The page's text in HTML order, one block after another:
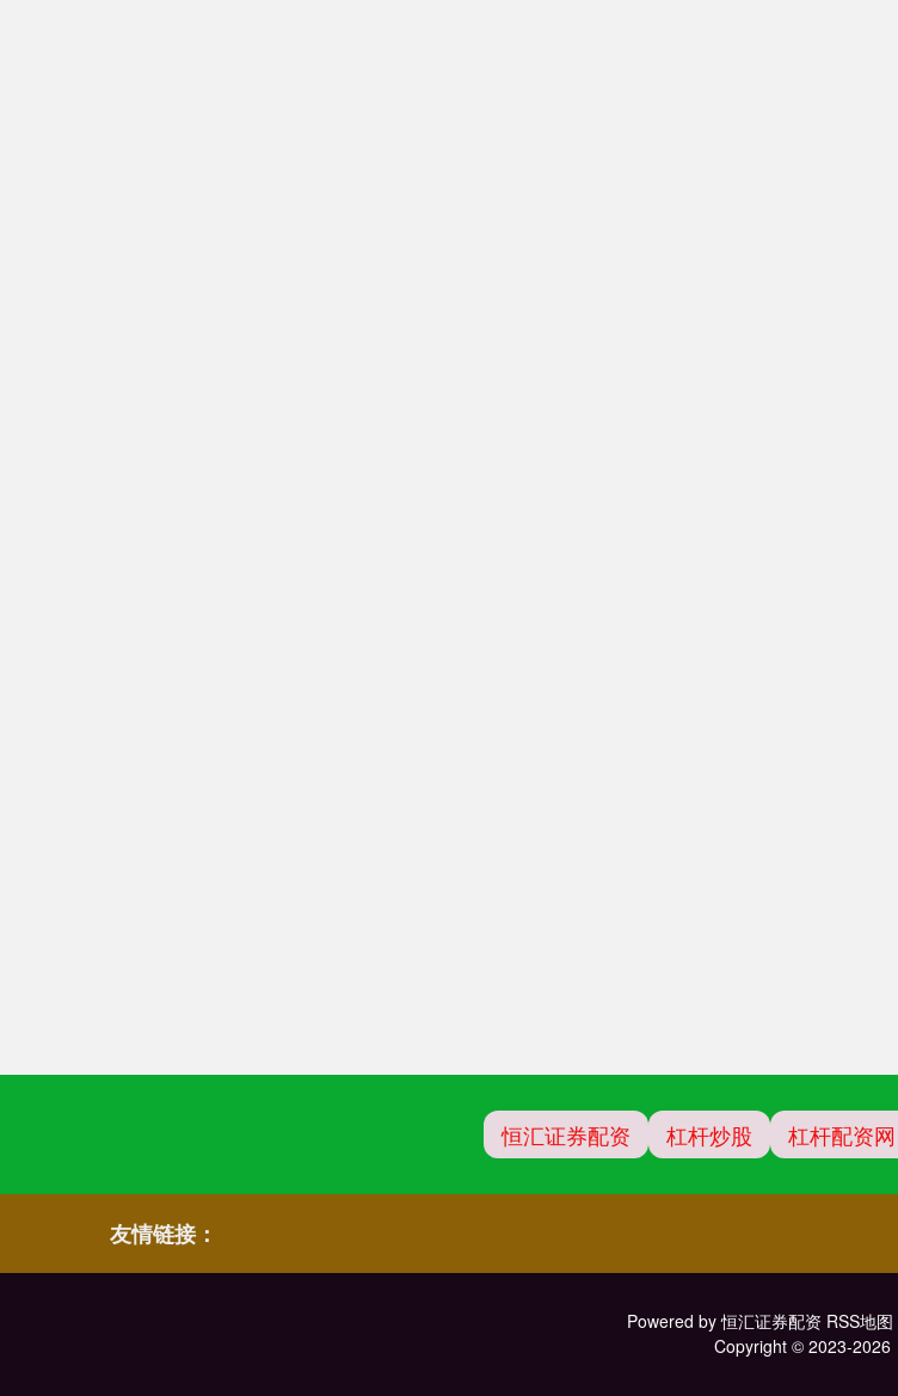
恒汇证券配资 杠杆炒股 杠杆配资网
友情链接：
Powered by恒汇证券配资 RSS地图
Copyright © 2023-2026